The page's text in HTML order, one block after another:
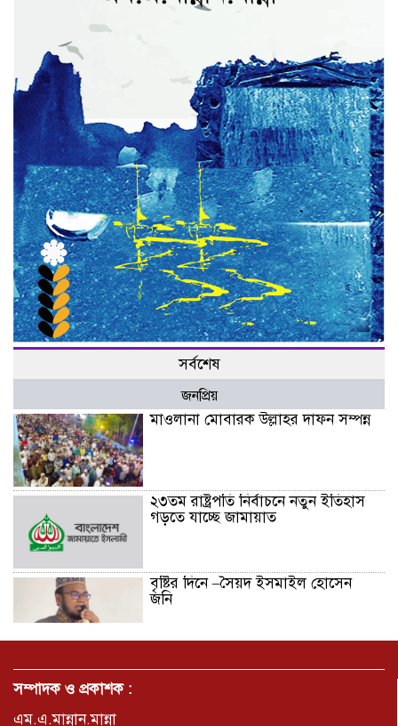
সর্বশেষ
জনপ্রিয়
মাওলানা মোবারক উল্লাহর দাফন সম্পন্ন
২৩তম রাষ্ট্রপতি নির্বাচনে নতুন ইতিহাস
গড়তে যাচ্ছে জামায়াত
বৃষ্টির দিনে –সৈয়দ ইসমাইল হোসেন
জনি
জুলাই সনদ বাস্তবায়নের দাবিতে
সম্পাদক ও প্রকাশক :
এম.এ.মান্নান.মান্না